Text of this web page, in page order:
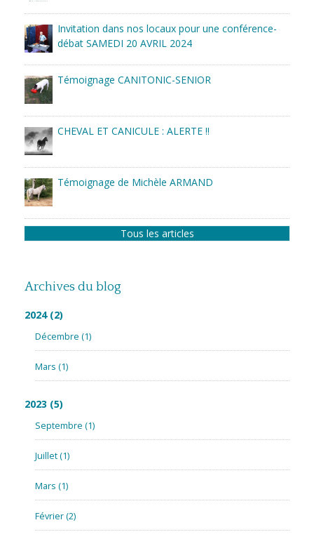
Invitation dans nos locaux pour une conférence-
débat SAMEDI 20 AVRIL 2024
Témoignage CANITONIC-SENIOR
CHEVAL ET CANICULE : ALERTE !!
Témoignage de Michèle ARMAND
Tous les articles
Archives du blog
2024 (2)
Décembre (1)
Mars (1)
2023 (5)
Septembre (1)
Juillet(1)
Mars (1)
Février(2)